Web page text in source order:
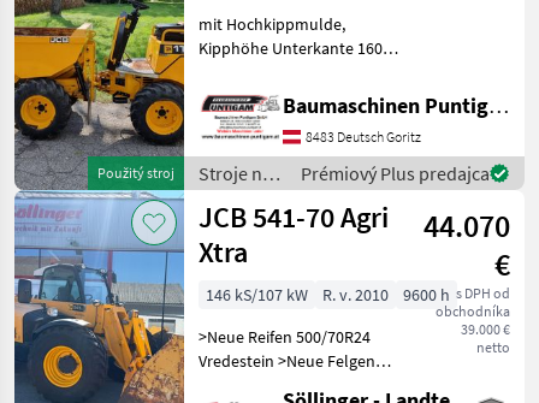
Použitý stroj
mit Hochkippmulde,
Kipphöhe Unterkante 160
Durchfahrtsbreite 1.100
mm Referenznummer:
15114 Baumaschinen
Puntigam GmbH Unser
Spezialgebiet:
Baumaschinen Puntigam GmbH
8483 Deutsch Goritz
Stroje na
stavbu /
JCB
Prémiový Plus predajca
JCB 541-70 Agri
Xtra
44.070
€
s DPH od
obchodníka
39.000 €
netto
146 kS/107 kW R. v. 2010
9600 h
>Neue Reifen 500/70R24
Vredestein >Neue Felgen